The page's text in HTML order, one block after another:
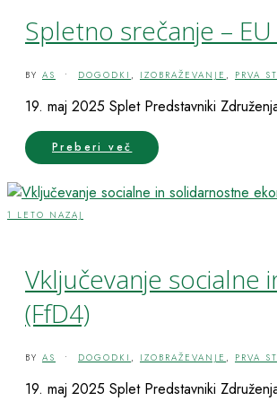
Spletno srečanje –
BY AS • DOGODKI , IZOBRAŽEVANJE , PRVA
19. maj 2025 Splet Predstavniki
Preberi več
1 LETO NAZAJ
Vključevanje
(FfD4)
BY AS • DOGODKI , IZOBRAŽEVANJE , PRVA
19. maj 2025 Splet Predstavniki